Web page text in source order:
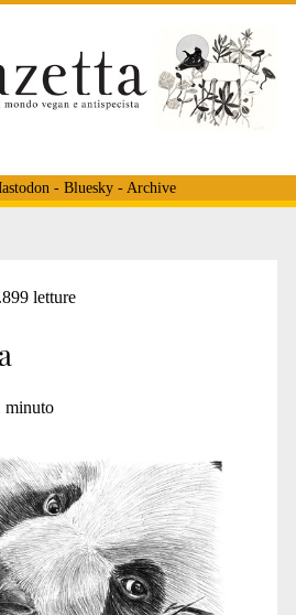
- Bluesky- Archive
span>
letture
minuto